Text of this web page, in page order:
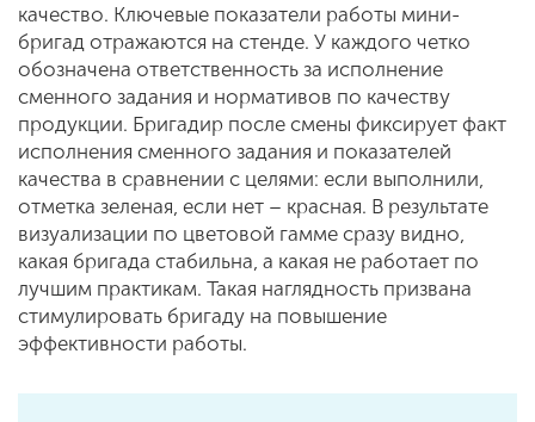
качество. Ключевые показатели работы мини-
бригад отражаются на стенде. У каждого четко
обозначена ответственность за исполнение
сменного задания и нормативов по качеству
продукции. Бригадир после смены фиксирует факт
исполнения сменного задания и показателей
качества в сравнении с целями: если выполнили,
отметка зеленая, если нет – красная. В результате
визуализации по цветовой гамме сразу видно,
какая бригада стабильна, а какая не работает по
лучшим практикам. Такая наглядность призвана
стимулировать бригаду на повышение
эффективности работы.